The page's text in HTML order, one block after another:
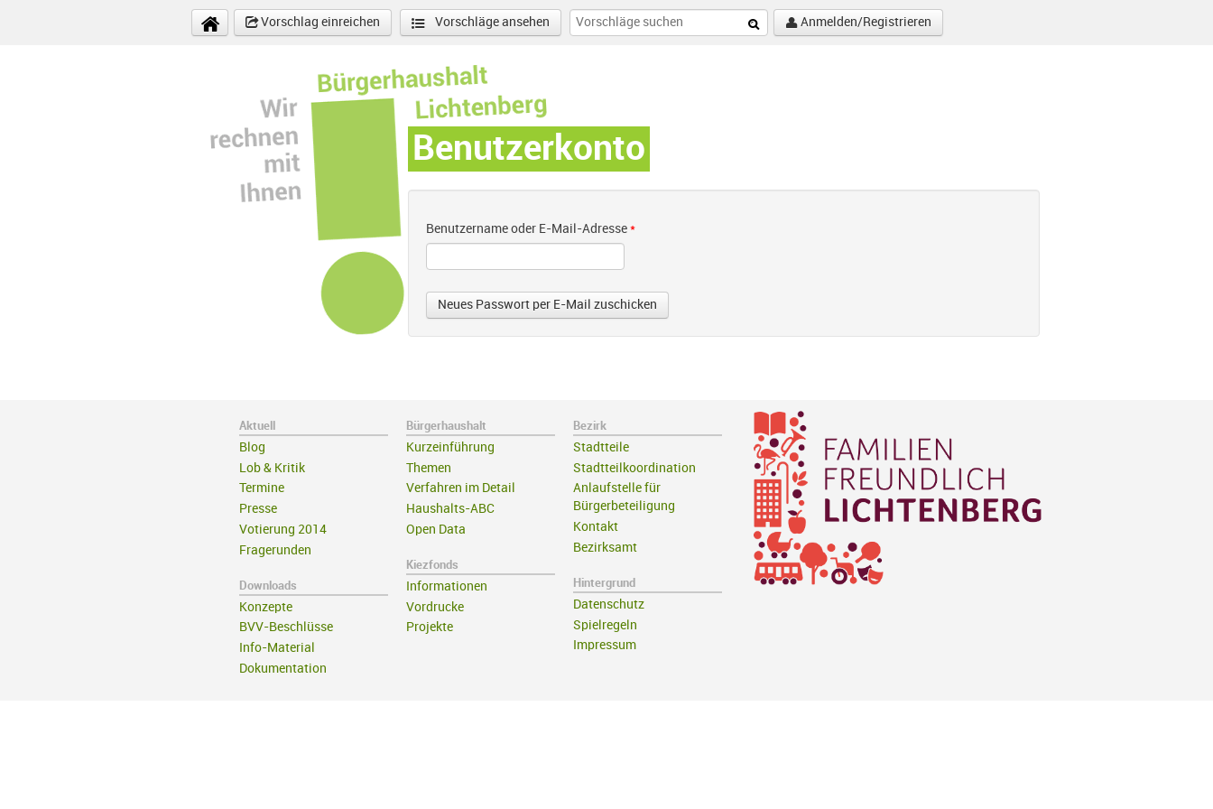
Vorschlag einreichen
Vorschläge ansehen Anmelden/Registrieren
Benutzerkonto
Benutzername oder E-Mail-Adresse *
Aktuell
Blog
Lob & Kritik
Termine
Presse
Votierung 2014
Fragerunden
Downloads
Konzepte
BVV-Beschlüsse
Info-Material
Dokumentation
Bürgerhaushalt
Kurzeinführung
Themen
Verfahren im Detail
Haushalts-ABC
Open Data
Kiezfonds
Informationen
Vordrucke
Projekte
Bezirk
Stadtteile
Stadtteilkoordination
Anlaufstelle für
Bürgerbeteiligung
Kontakt
Bezirksamt
Hintergrund
Datenschutz
Spielregeln
Impressum